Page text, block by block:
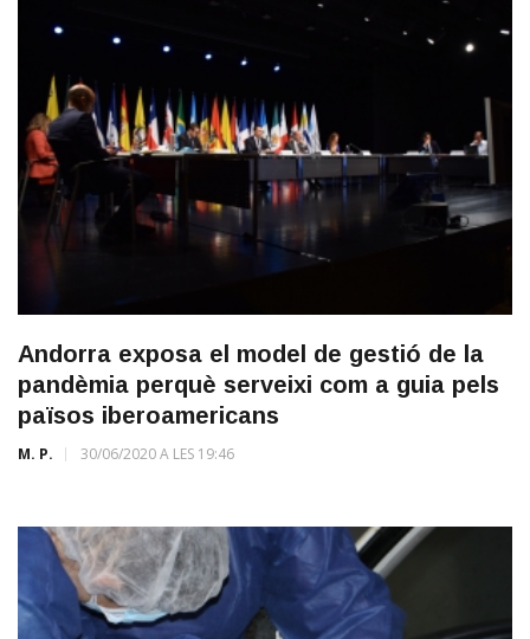
Andorra exposa el model de gestió de la
pandèmia perquè serveixi com a guia pels
països iberoamericans
M. P. 30/06/2020 A LES 19:46